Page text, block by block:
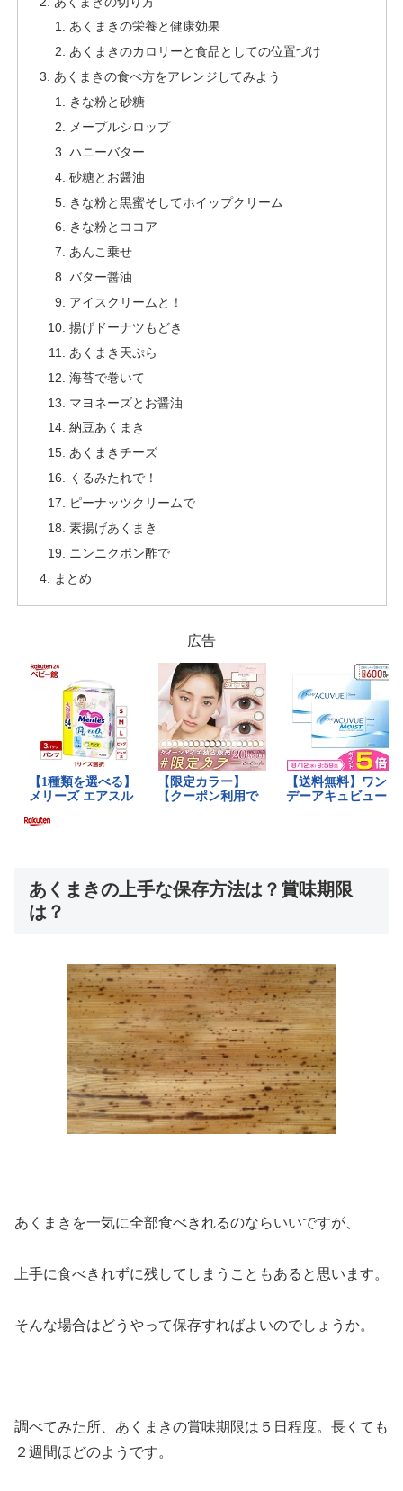
あくまきの栄養と健康効果
あくまきのカロリーと食品としての位置づけ
あくまきの食べ方をアレンジしてみよう
きな粉と砂糖
メープルシロップ
ハニーバター
砂糖とお醤油
きな粉と黒蜜そしてホイップクリーム
きな粉とココア
あんこ乗せ
バター醤油
アイスクリームと！
揚げドーナツもどき
あくまき天ぷら
海苔で巻いて
マヨネーズとお醤油
納豆あくまき
あくまきチーズ
くるみたれで！
ピーナッツクリームで
素揚げあくまき
ニンニクポン酢で
まとめ
広告
あくまきの上手な保存方法は？賞味期限
は？
あくまきを一気に全部食べきれるのならいいですが、
上手に食べきれずに残してしまうこともあると思います。
そんな場合はどうやって保存すればよいのでしょうか。
調べてみた所、あくまきの賞味期限は５日程度。長くても
２週間ほどのようです。